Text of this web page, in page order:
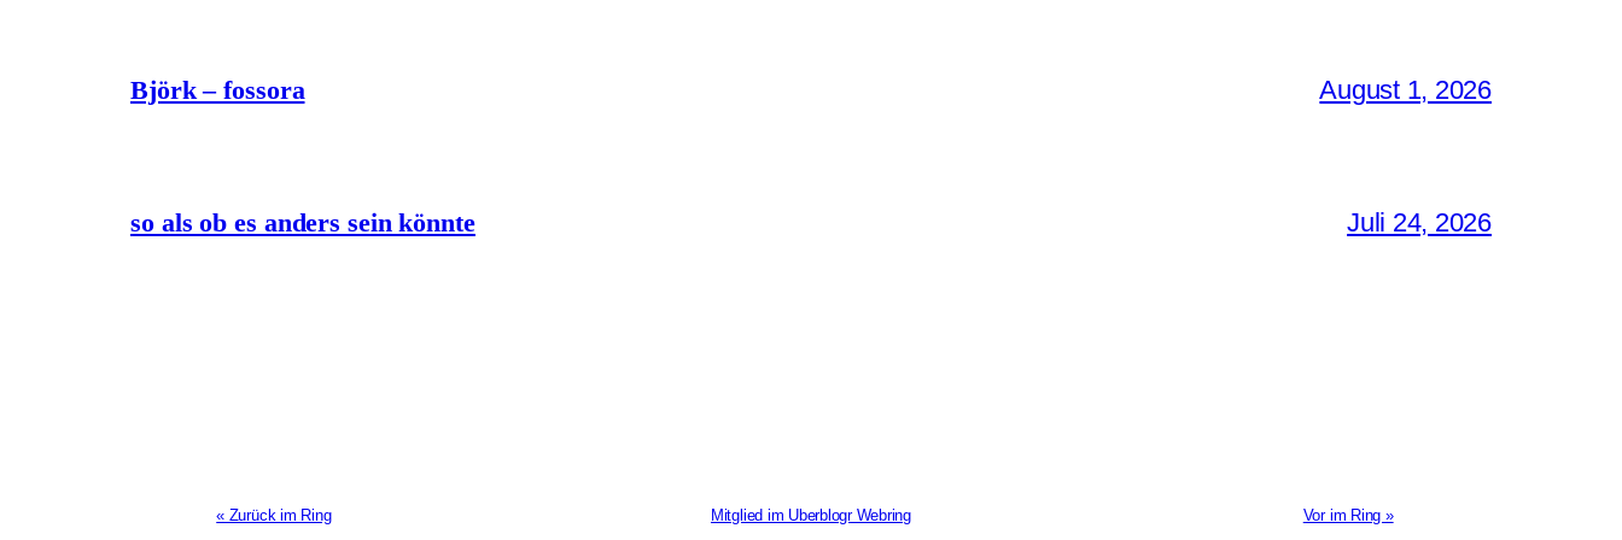
Björk – fossora August 1, 2026
so als ob es anders sein könnte Juli 24, 2026
« Zurück im Ring Mitglied im Uberblogr Webring Vor im Ring »